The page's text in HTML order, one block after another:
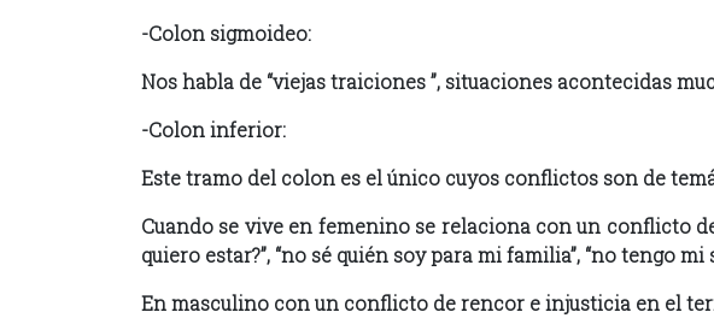
-Colon sigmoideo:
Nos habla de “viejas traiciones ”, situaciones acontecidas
-Colon inferior:
Este tramo del colon es el único cuyos conflictos son de
Cuando se vive en femenino se relaciona con un conflicto
quiero estar?”, “no sé quién soy para mi familia”, “no tengo
En masculino con un conflicto de rencor e injusticia en el